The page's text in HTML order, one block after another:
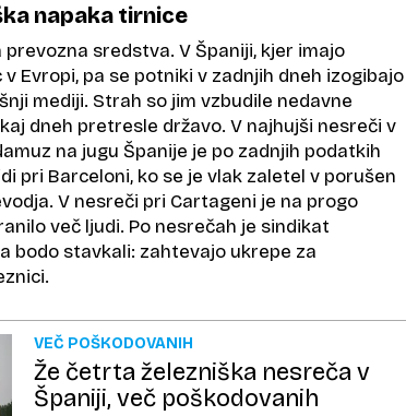
napaka tirnice
sredstva. V Španiji, kjer imajo
Evropi, pa se potniki v zadnjih dneh izogibajo
mediji. Strah so jim vzbudile nedavne
dneh pretresle državo. V najhujši nesreči v
na jugu Španije je po zadnjih podatkih
pri Barceloni, ko se je vlak zaletel v porušen
V nesreči pri Cartageni je na progo
več ljudi. Po nesrečah je sindikat
bodo stavkali: zahtevajo ukrepe za
VEČ POŠKODOVANIH
Že četrta železniška nesreča v
Španiji, več poškodovanih